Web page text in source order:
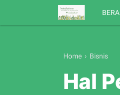
Home › Bisnis
Hal